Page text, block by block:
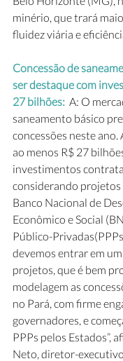
minério, que trará
fluidez viária e
Concessão de
ser destaque com
27 bilhões: A: O
saneamento básico
concessões neste ano.
ao menos R$ 27
investimentos
considerando
Banco Nacional de
Econômico e Social
Público-
devemos entrar em
projetos, que é bem
modelagem as
no Pará, com firme
governadores, e
PPPs pelos Estados”,
Neto, diretor-